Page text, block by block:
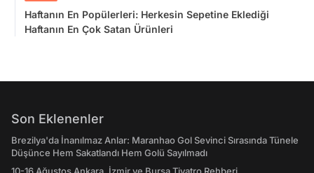
Haftanın En Popülerleri: Herkesin Sepetine Eklediği
Haftanın En Çok Satan Ürünleri
Son Eklenenler
Brezilya'da İnanılmaz Anlar: Maranhao Gol Sevinci Sırasında Tünele
Düşünce Hem Sakatlandı Hem Golü Sayılmadı